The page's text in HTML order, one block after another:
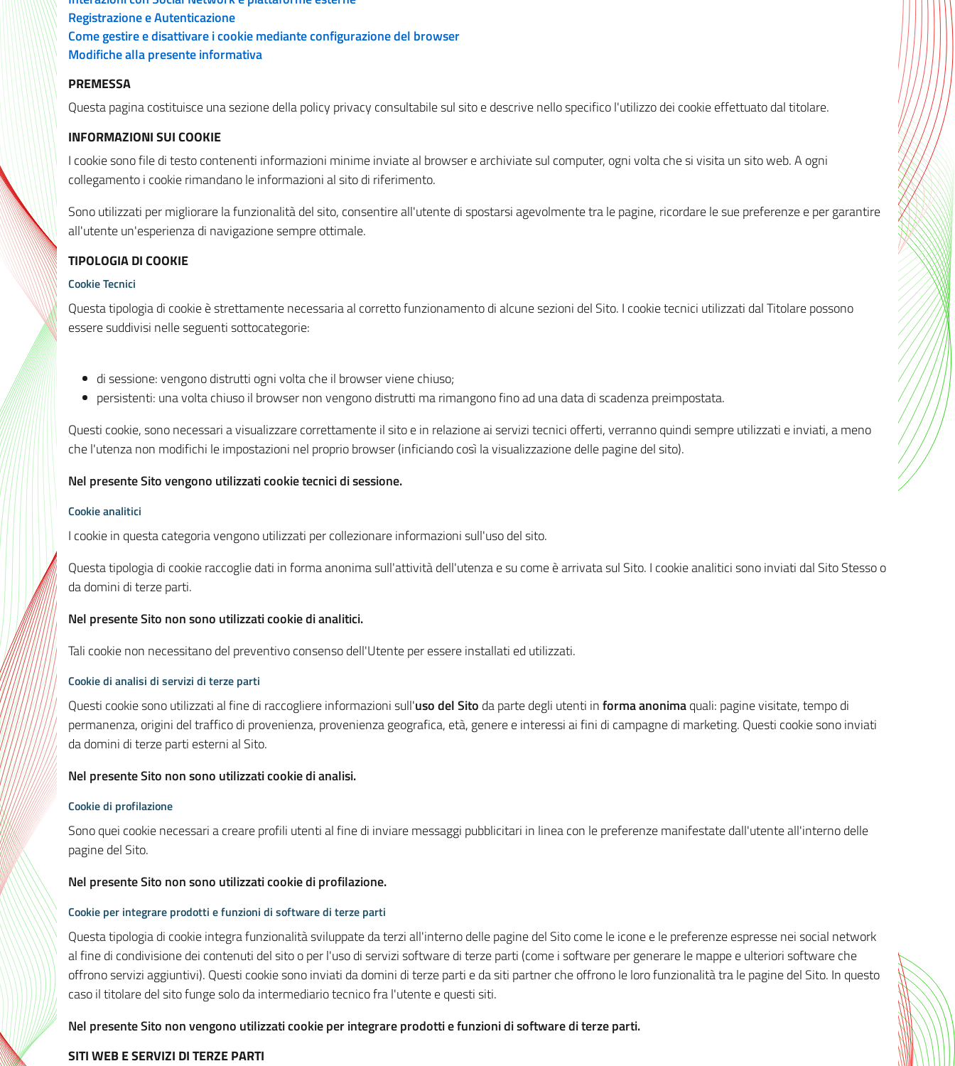
Registrazione e Autenticazione
Come gestire e disattivare i cookie mediante configurazione del browser
Modifiche alla presente informativa
PREMESSA
Questa pagina costituisce una sezione della policy privacy consultabile sul sito e descrive nello specifico l'utilizzo dei cookie effettuato dal titolare.
INFORMAZIONI SUI COOKIE
I cookie sono file di testo contenenti informazioni minime inviate al browser e archiviate sul computer, ogni volta che si visita un sito web. A ogni
collegamento i cookie rimandano le informazioni al sito di riferimento.
Sono utilizzati per migliorare la funzionalità del sito, consentire all'utente di spostarsi agevolmente tra le pagine, ricordare le sue preferenze e per garantire
all'utente un'esperienza di navigazione sempre ottimale.
TIPOLOGIA DI COOKIE
Cookie Tecnici
Questa tipologia di cookie è strettamente necessaria al corretto funzionamento di alcune sezioni del Sito. I cookie tecnici utilizzati dal Titolare possono
essere suddivisi nelle seguenti sottocategorie:
di sessione: vengono distrutti ogni volta che il browser viene chiuso;
persistenti: una volta chiuso il browser non vengono distrutti ma rimangono fino ad una data di scadenza preimpostata.
Questi cookie, sono necessari a visualizzare correttamente il sito e in relazione ai servizi tecnici offerti, verranno quindi sempre utilizzati e inviati, a meno
che l'utenza non modifichi le impostazioni nel proprio browser (inficiando così la visualizzazione delle pagine del sito).
Nel presente Sito vengono utilizzati cookie tecnici di sessione.
Cookie analitici
I cookie in questa categoria vengono utilizzati per collezionare informazioni sull'uso del sito.
Questa tipologia di cookie raccoglie dati in forma anonima sull'attività dell'utenza e su come è arrivata sul Sito. I cookie analitici sono inviati dal Sito Stesso o
da domini di terze parti.
Nel presente Sito non sono utilizzati cookie di analitici.
Tali cookie non necessitano del preventivo consenso dell'Utente per essere installati ed utilizzati.
Cookie di analisi di servizi di terze parti
Questi cookie sono utilizzati al fine di raccogliere informazioni sull'uso del Sito da parte degli utenti informa anonimaquali: pagine visitate, tempo di
permanenza, origini del traffico di provenienza, provenienza geografica, età, genere e interessi ai fini di campagne di marketing. Questi cookie sono inviati
da domini di terze parti esterni al Sito.
Nel presente Sito non sono utilizzati cookie di analisi.
Cookie di profilazione
Sono quei cookie necessari a creare profili utenti al fine di inviare messaggi pubblicitari in linea con le preferenze manifestate dall'utente all'interno delle
pagine del Sito.
Nel presente Sito non sono utilizzati cookie di profilazione.
Cookie per integrare prodotti e funzioni di software di terze parti
Questa tipologia di cookie integra funzionalità sviluppate da terzi all'interno delle pagine del Sito come le icone e le preferenze espresse nei social network
al fine di condivisione dei contenuti del sito o per l'uso di servizi software di terze parti (come i software per generare le mappe e ulteriori software che
offrono servizi aggiuntivi). Questi cookie sono inviati da domini di terze parti e da siti partner che offrono le loro funzionalità tra le pagine del Sito. In questo
caso il titolare del sito funge solo da intermediario tecnico fra l'utente e questi siti.
Nel presente Sito non vengono utilizzati cookie per integrare prodotti e funzioni di software di terze parti.
SITI WEB E SERVIZI DI TERZE PARTI